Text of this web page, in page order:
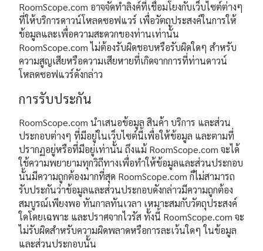
RoomScope.com อาจจัดทำลิงค์ที่เชื่อมโยงกับเว็บไซต์ต่างๆ
ที่ให้บริการดาวน์โหลดซอฟแวร์ เพื่อวัตถุประสงค์ในการให้
ข้อมูลและเพื่อความสะดวกของท่านเท่านั้น
RoomScope.com ไม่ต้องรับผิดชอบหรือรับผิดใดๆ สำหรับ
ความสูญเสียหรือความเสียหายที่เกิดจากการที่ท่านดาวน์
โหลดซอฟแวร์ดังกล่าว
การรับประกัน
RoomScope.com นำเสนอข้อมูล สินค้า บริการ และส่วน
ประกอบต่างๆ ที่มีอยู่ในเว็บไซต์นี้เพื่อให้ข้อมูล และตามที่
ปรากฏอยู่หรือที่มีอยู่เท่านั้น ถึงแม้ RoomScope.com จะได้
ใช้ความพยายามทุกวิถีทางเพื่อทำให้ข้อมูลและส่วนประกอบ
นั้นมีความถูกต้องมากที่สุด RoomScope.com ก็ไม่สามารถ
รับประกันว่าข้อมูลและส่วนประกอบดังกล่าวมีความถูกต้อง
สมบูรณ์เพียงพอ ทันกาลทันเวลา เหมาะสมกับวัตถุประสงค์
ใดโดยเฉพาะ และปราศจากไวรัส ทั้งนี้ RoomScope.com จะ
ไม่รับผิดสำหรับความผิดพลาดหรือการละเว้นใดๆ ในข้อมูล
และส่วนประกอบนั้น